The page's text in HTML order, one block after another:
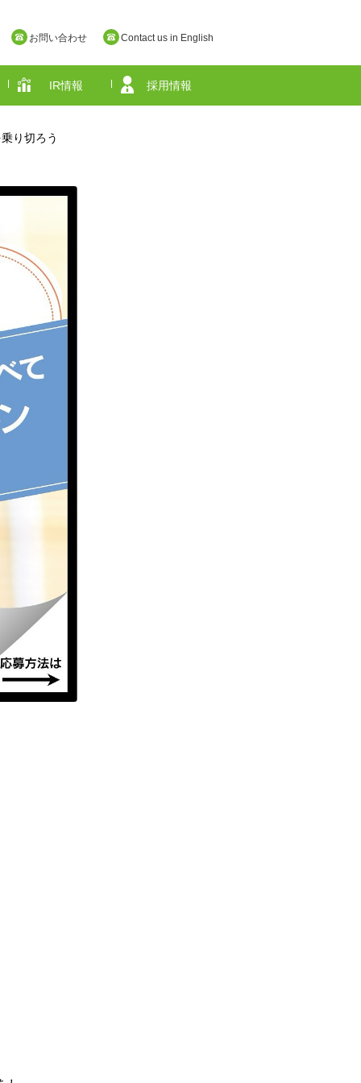
お問い合わせ Contact us in English
IR情報 採用情報
り切ろう